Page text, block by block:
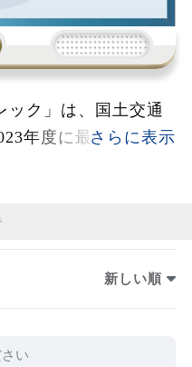
ック」は、国土交通
年度に最高評価を
最適です。また、
り、自動ブレーキや
く、街乗りに最適。
モーターを利用し
新しい順